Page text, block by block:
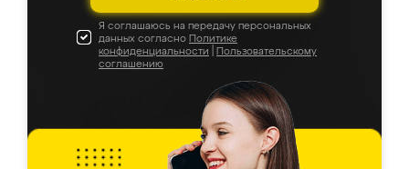
Я соглашаюсь на передачу персональных
данных согласно Политике
конфиденциальности
Пользовательскому
соглашению